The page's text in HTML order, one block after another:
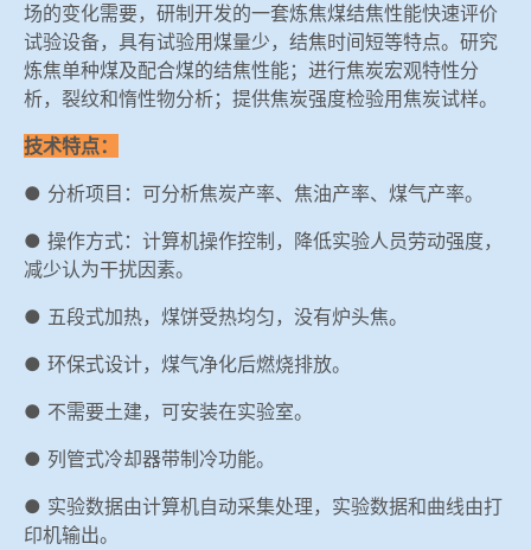
场的变化需要，研制开发的一套炼焦煤结焦性能快速评价
试验设备，具有试验用煤量少，结焦时间短等特点。研究
炼焦单种煤及配合煤的结焦性能；进行焦炭宏观特性分
析，裂纹和惰性物分析；提供焦炭强度检验用焦炭试样。
技术特点：
● 分析项目：可分析焦炭产率、焦油产率、煤气产率。
● 操作方式：计算机操作控制，降低实验人员劳动强度，
减少认为干扰因素。
● 五段式加热，煤饼受热均匀，没有炉头焦。
● 环保式设计，煤气净化后燃烧排放。
● 不需要土建，可安装在实验室。
● 列管式冷却器带制冷功能。
● 实验数据由计算机自动采集处理，实验数据和曲线由打
印机输出。